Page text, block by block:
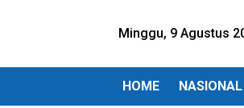
Minggu, 9 Agustus
HOME NASIONAL